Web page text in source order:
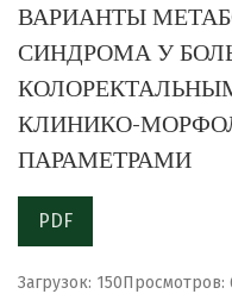
ВАРИАНТЫ
СИНДРОМА У
КЛИНИКО-
ПАРАМЕТРАМИ
PDF
Загрузок: 150Просмотров: